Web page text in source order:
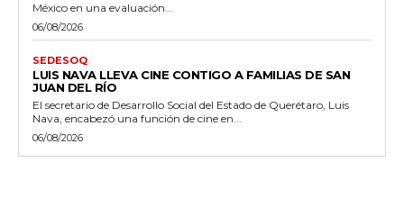
México en una evaluación...
06/08/2026
SEDESOQ
LUIS NAVA LLEVA CINE CONTIGO A FAMILIAS DE SAN
JUAN DEL RÍO
El secretario de Desarrollo Social del Estado de Querétaro, Luis
Nava, encabezó una función de cine en...
06/08/2026